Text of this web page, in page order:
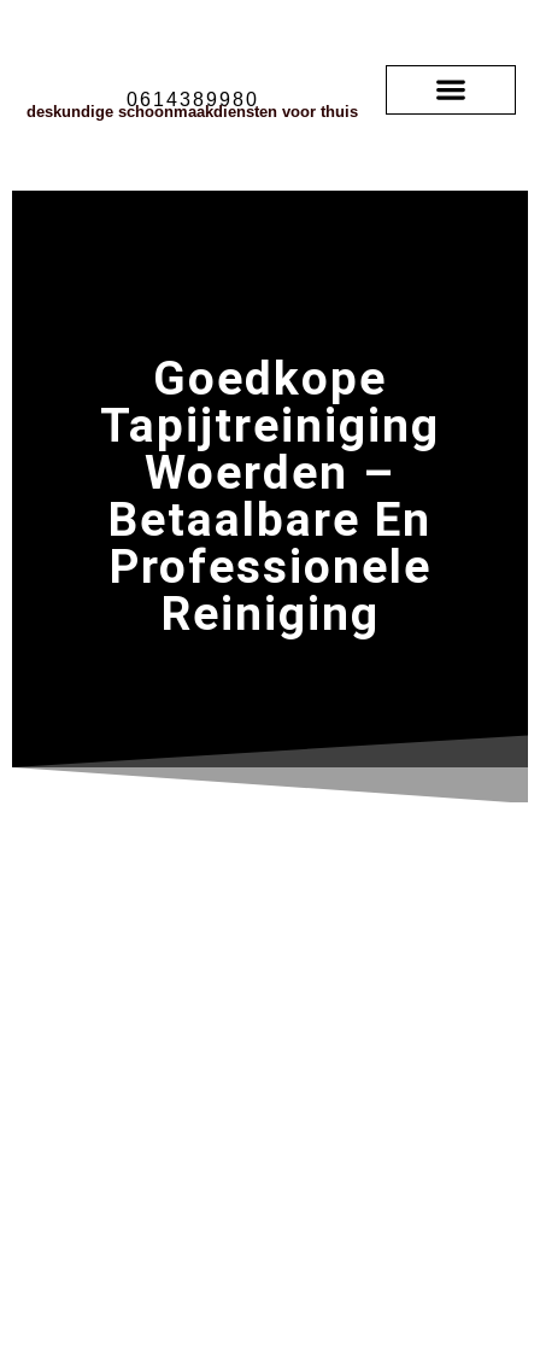
0614389980
deskundige schoonmaakdiensten voor thuis
Goedkope
Tapijtreiniging
Woerden –
Betaalbare En
Professionele
Reiniging